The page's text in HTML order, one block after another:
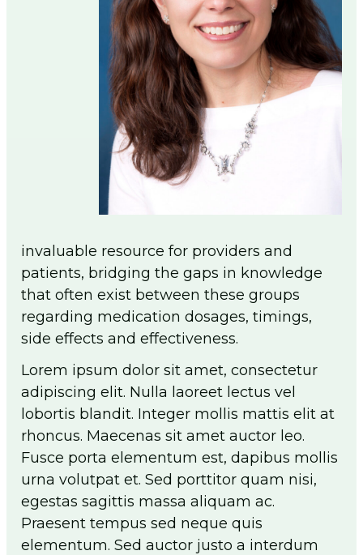
PA Pharmacists Provider Status
Policy/PA Licensure
Immunization Information
Substance Use Disorder
Medical Cannabis
Patient Care Programs
PA Schools of Pharmacy
DPP General Information
DPP Resources
DSMES General Information
Tobacco Cessation Medicaid Billing and
Training
Medicaid Tobacco Cessation Payer
Information
PA Pharmacist Re-licensure
Flip The Pharmacy (FTP)
Flip The Pharmacy Resources
Foundation
Sign In
Join
invaluable resource for providers and
patients, bridging the gaps in knowledge
that often exist between these groups
regarding medication dosages, timings,
side effects and effectiveness.
Lorem ipsum dolor sit amet, consectetur
adipiscing elit. Nulla laoreet lectus vel
lobortis blandit. Integer mollis mattis elit at
rhoncus. Maecenas sit amet auctor leo.
Fusce porta elementum est, dapibus mollis
urna volutpat et. Sed porttitor quam nisi,
egestas sagittis massa aliquam ac.
Praesent tempus sed neque quis
elementum. Sed auctor justo a interdum